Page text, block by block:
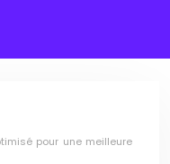
pour une meilleure